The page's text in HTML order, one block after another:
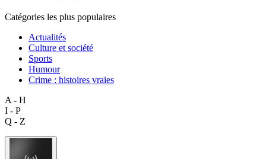
Catégories les plus populaires
Actualités
Culture et société
Sports
Humour
Crime : histoires vraies
A - H
I - P
Q - Z